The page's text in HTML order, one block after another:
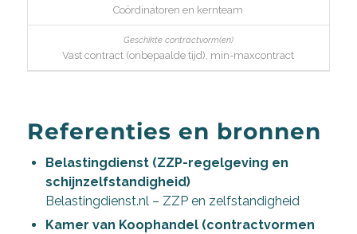
Coördinatoren en kernteam
Vast contract (onbepaalde tijd), min-maxcontract
Referenties en bronnen
Belastingdienst (ZZP-regelgeving en
schijnzelfstandigheid)
Belastingdienst.nl – ZZP en zelfstandigheid
Kamer van Koophandel (contractvormen